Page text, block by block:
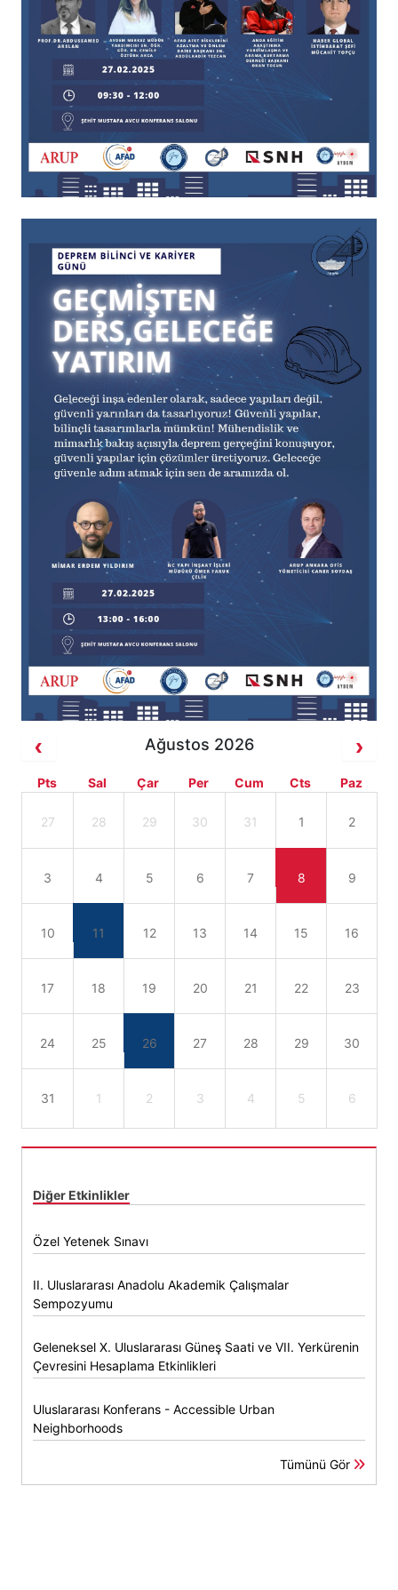
Ağustos 2026
Pts Sal Çar Per Cum Cts Paz
27 28 29 30 31 1 2
3 4 5 6 7 8 9
10 11 12 13 14 15 16
17 18 19 20 21 22 23
24 25 26 27 28 29 30
31 1 2 3 4 5 6
Diğer Etkinlikler
Özel Yetenek Sınavı
II. Uluslararası Anadolu Akademik Çalışmalar
Sempozyumu
Geleneksel X. Uluslararası Güneş Saati ve VII. Yerkürenin
Çevresini Hesaplama Etkinlikleri
Uluslararası Konferans - Accessible Urban
Neighborhoods
Tümünü Gör